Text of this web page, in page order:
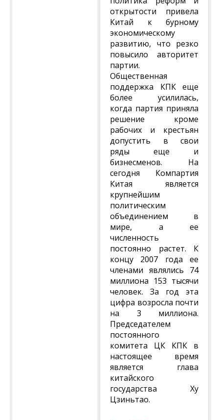
открытости привела
Китай к бурному
экономическому
развитию, что резко
повысило авторитет
партии.
Общественная
поддержка КПК еще
более усилилась,
когда партия приняла
решение кроме
рабочих и крестьян
допустить в свои
ряды еще и
бизнесменов. На
сегодня Компартия
Китая является
крупнейшим
политическим
объединением в
мире, а ее
численность
постоянно растет. К
концу 2007 года ее
членами являлись 74
миллиона 153 тысячи
человек. За год эта
цифра возросла почти
на 3 миллиона.
Председателем
постоянного
комитета ЦК КПК в
настоящее время
является глава
китайского
государства Ху
Цзиньтао.